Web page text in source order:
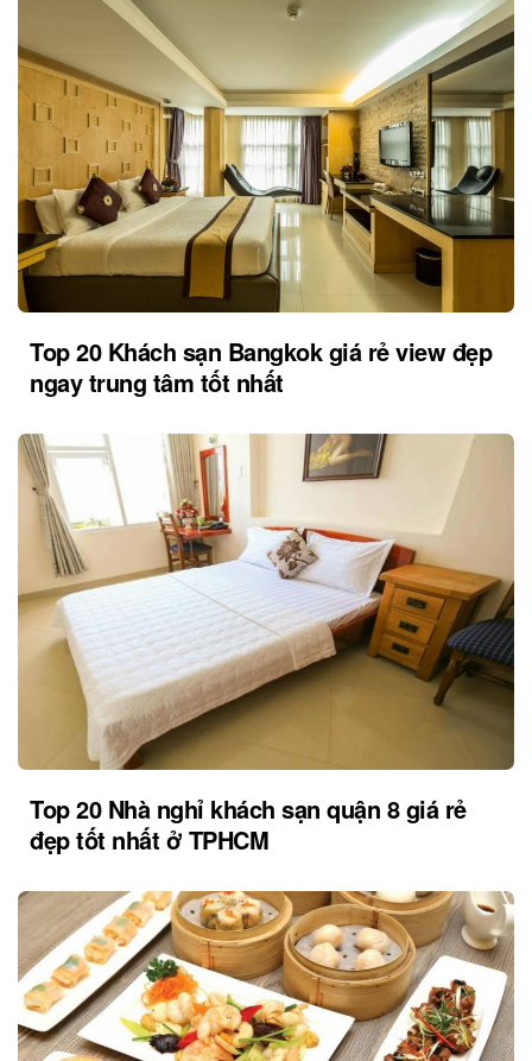
Top 20 Khách sạn Bangkok giá rẻ view đẹp
ngay trung tâm tốt nhất
Top 20 Nhà nghỉ khách sạn quận 8 giá rẻ
đẹp tốt nhất ở TPHCM